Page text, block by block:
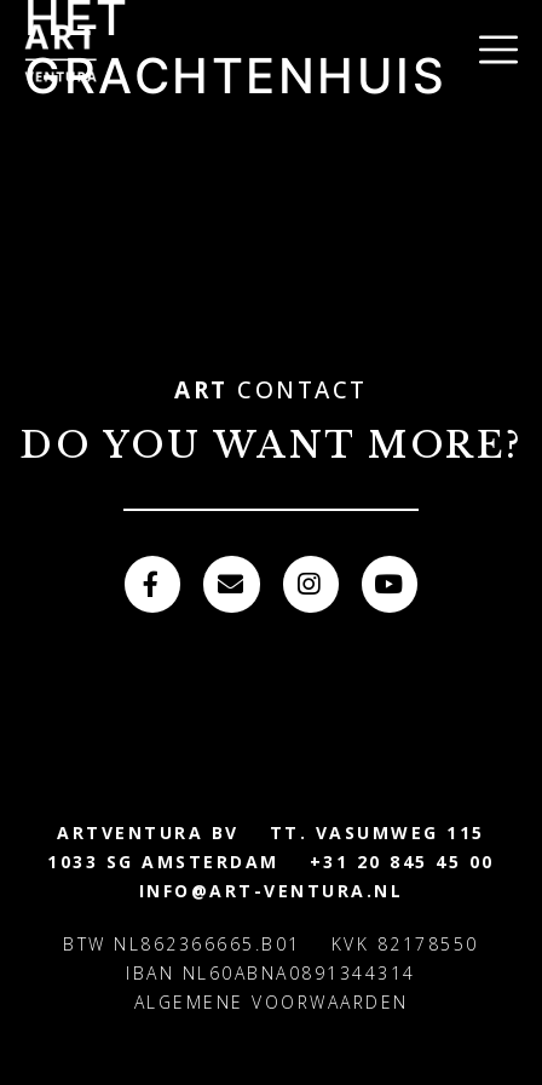
HET
GRACHTENHUIS
ART CONTACT
DO YOU WANT MORE?
ARTVENTURA BV
TT. VASUMWEG 115
1033 SG AMSTERDAM
+31 20 845 45 00
INFO@ART-VENTURA.NL
BTW NL862366665.B01
KVK 82178550
IBAN NL60ABNA0891344314
ALGEMENE VOORWAARDEN